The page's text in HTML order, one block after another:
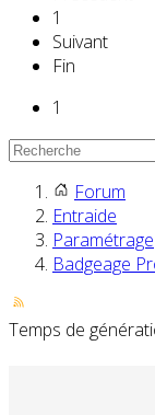
1
Suivant
Fin
1
Forum
Entraide
Paramétrage
Badgeage
Temps de